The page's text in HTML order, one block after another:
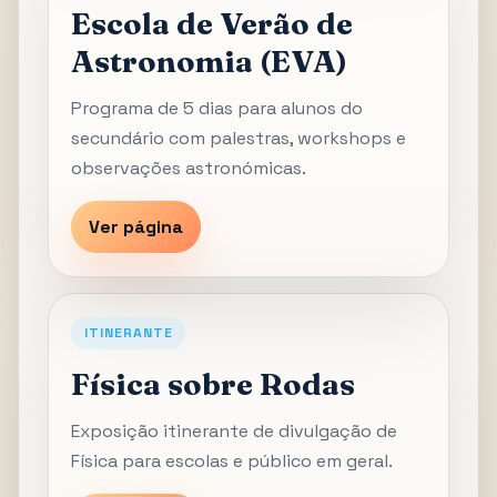
Escola de Verão de
Astronomia (EVA)
Programa de 5 dias para alunos do
secundário com palestras, workshops e
observações astronómicas.
Ver página
ITINERANTE
Física sobre Rodas
Exposição itinerante de divulgação de
Física para escolas e público em geral.